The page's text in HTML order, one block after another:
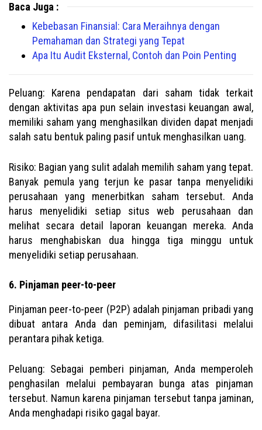
Baca Juga :
Kebebasan Finansial: Cara Meraihnya dengan
Pemahaman dan Strategi yang Tepat
Apa Itu Audit Eksternal, Contoh dan Poin Penting
Peluang: Karena pendapatan dari saham tidak terkait
dengan aktivitas apa pun selain investasi keuangan awal,
memiliki saham yang menghasilkan dividen dapat menjadi
salah satu bentuk paling pasif untuk menghasilkan uang.
Risiko: Bagian yang sulit adalah memilih saham yang tepat.
Banyak pemula yang terjun ke pasar tanpa menyelidiki
perusahaan yang menerbitkan saham tersebut. Anda
harus menyelidiki setiap situs web perusahaan dan
melihat secara detail laporan keuangan mereka. Anda
harus menghabiskan dua hingga tiga minggu untuk
menyelidiki setiap perusahaan.
6. Pinjaman peer-to-peer
Pinjaman peer-to-peer (P2P) adalah pinjaman pribadi yang
dibuat antara Anda dan peminjam, difasilitasi melalui
perantara pihak ketiga.
Peluang: Sebagai pemberi pinjaman, Anda memperoleh
penghasilan melalui pembayaran bunga atas pinjaman
tersebut. Namun karena pinjaman tersebut tanpa jaminan,
Anda menghadapi risiko gagal bayar.